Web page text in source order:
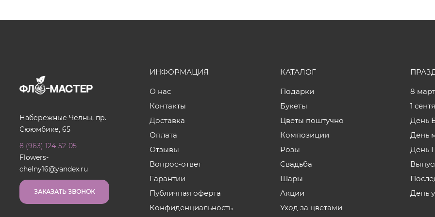
Набережные Челны, пр.
Сююмбике, 65
8 (963) 124-52-05
Flowers-
chelny16@yandex.ru
ЗАКАЗАТЬ ЗВОНОК
ИНФОРМАЦИЯ
О нас
Контакты
Доставка
Оплата
Отзывы
Вопрос-ответ
Гарантии
Публичная оферта
Конфиденциальность
КАТАЛОГ
Подарки
Букеты
Цветы поштучно
Композиции
Розы
Свадьба
Шары
Акции
Уход за цветами
8
1
День
День
День
День